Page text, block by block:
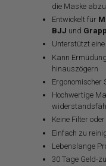
die Maske
Entwickelt für
BJJ und
Unterstützt
Kann
hinauszögern
Ergonomischer
Hochwertige
Keine Filter
Einfach zu
Lebenslange
30 Tage Geld-